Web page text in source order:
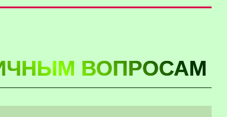
ВОПРОСАМ